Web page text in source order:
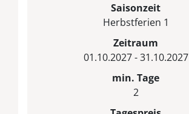
Saisonzeit
Herbstferien 1
Zeitraum
01.10.2027 - 31.10.2027
min. Tage
2